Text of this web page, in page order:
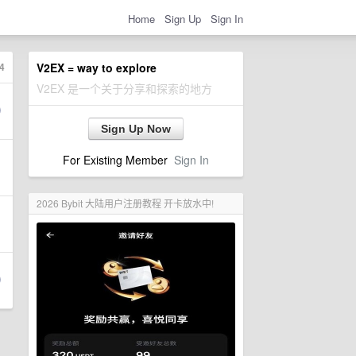
Home Sign Up Sign In
V2EX = way to explore
V2EX 是一个关于分享和探索的地方
Sign Up Now
For Existing Member Sign In
2026 Bybit 大陆用户注册教程 开卡放水中!
4